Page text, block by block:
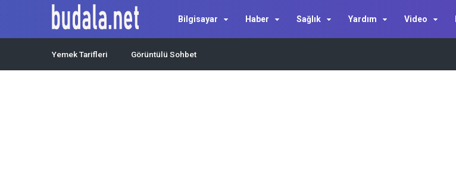
Bilgisayar Haber Sağlık Yardım Video
Yemek Tarifleri Görüntülü Sohbet